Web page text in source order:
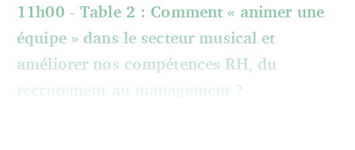
11h00 - Table 2 : Comment « animer une
équipe » dans le secteur musical et
améliorer nos compétences RH, du
recrutement au management ?